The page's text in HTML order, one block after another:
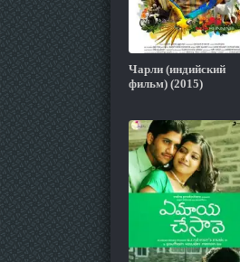
Чарли (индийский
фильм) (2015)